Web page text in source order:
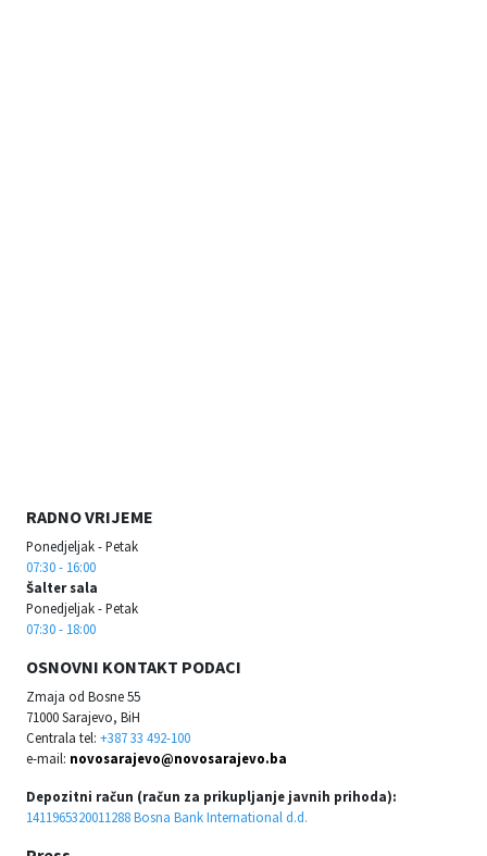
RADNO VRIJEME
Ponedjeljak - Petak
07:30 - 16:00
Šalter sala
Ponedjeljak - Petak
07:30 - 18:00
OSNOVNI KONTAKT PODACI
Zmaja od Bosne 55
71000 Sarajevo, BiH
Centrala tel: +387 33 492-100
e-mail: novosarajevo@novosarajevo.ba
Depozitni račun (račun za prikupljanje javnih prihoda):
1411965320011288 Bosna Bank International d.d.